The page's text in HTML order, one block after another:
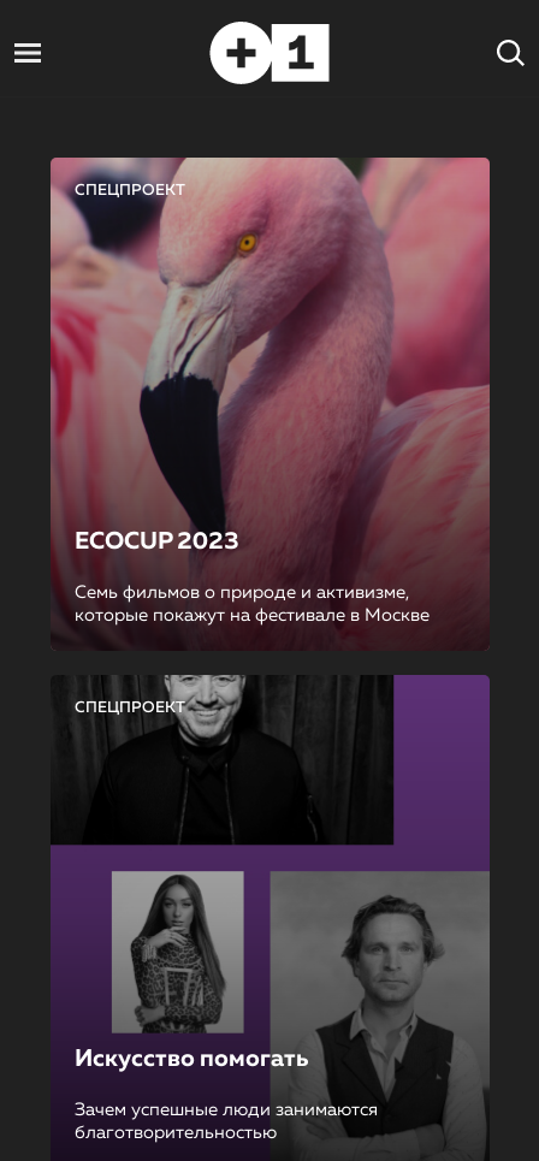
СПЕЦПРОЕКТ
ECOCUP 2023
Семь фильмов о природе и активизме,
которые покажут на фестивале в Москве
СПЕЦПРОЕКТ
Искусство помогать
Зачем успешные люди занимаются
благотворительностью